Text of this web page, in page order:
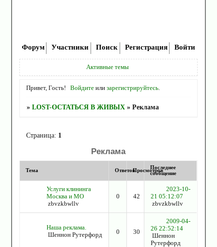
Форум Участники Поиск Регистрация Войти
Активные темы
Привет, Гость! Войдите илизарегистрируйтесь
»LOST-ОСТАТЬСЯ В ЖИВЫХ »Реклама
Реклама
Страница: 1
Тема ОтветовПросмотровПоследнее
сообщение
Услуги клининга
Москва и МО
zbvzkbwllv
0 42
2023-10-
21 05:12:07
zbvzkbwllv
Наша реклама.
Шеннон Рутерфорд
0 30
2009-04-
26 22:52:14
Шеннон
Рутерфорд